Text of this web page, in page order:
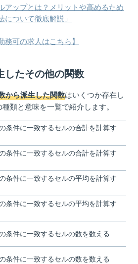
アップとは？メリットや高めるため
について徹底解説」
務可の求人はこちら】
したその他の関数
から派生した関数はいくつか存在し
類と意味を一覧で紹介します。
条件に一致するセルの合計を計算す
条件に一致するセルの合計を計算す
条件に一致するセルの平均を計算す
条件に一致するセルの平均を計算す
条件に一致するセルの数を数える
条件に一致するセルの数を数える